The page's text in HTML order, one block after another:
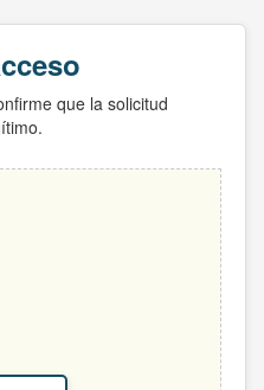
que la solicitud